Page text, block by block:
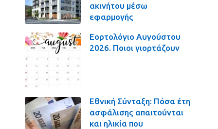
ακινήτου μέσω
εφαρμογής
Εορτολόγιο Αυγούστου
2026. Ποιοι γιορτάζουν
Εθνική Σύνταξη: Πόσα έτη
ασφάλισης απαιτούνται
και ηλικία που